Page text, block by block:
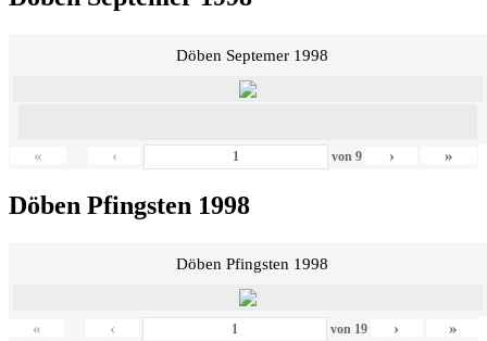
Döben Septemer 1998
« ‹ von9 › »
Döben Pfingsten 1998
Döben Pfingsten 1998
« ‹ von 19 › »